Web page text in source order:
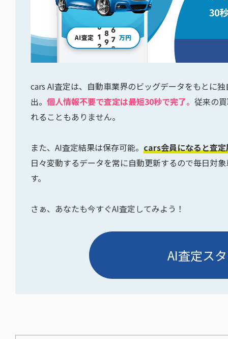
cars AI査定は、自動車業界のビッグデータをもとに
出。 個人情報不要で査定は最短30秒で完了。 従来の
れることもありません。
また、AI査定結果は保存可能。 cars会員になると査
日々変動するデータを常に自動更新するので毎日対
す。
さぁ、あなたも今すぐAI査定してみよう！
AI査定ス